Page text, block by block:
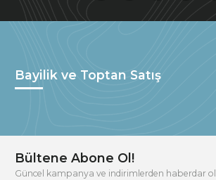
Bayilik ve Toptan Satış
Bültene Abone Ol!
Güncel kampanya ve indirimlerden haberdar